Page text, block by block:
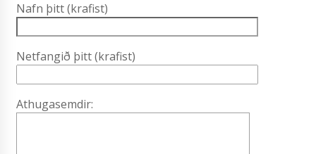
Nafn þitt (krafist)
Netfangið þitt (krafist)
Athugasemdir: